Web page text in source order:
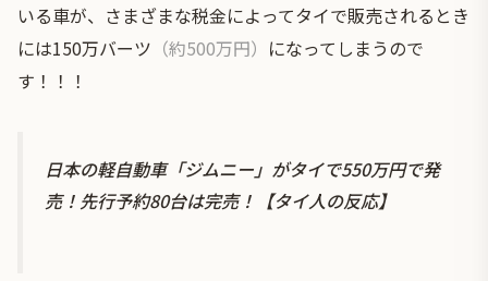
いる車が、さまざまな税金によってタイで販売されるとき
には150万バーツ （約500万円） になってしまうので
す！！！
日本の軽自動車「ジムニー」がタイで550万円で発
売！先行予約80台は完売！【タイ人の反応】